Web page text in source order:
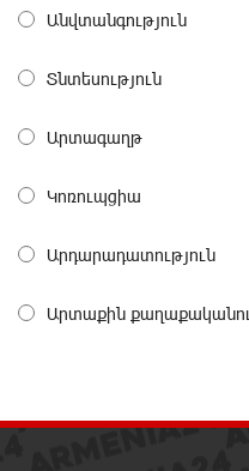
«Շտապ հաստատեք
Ինչպես է ՔՊ-ն
Մարիաննա
Անվտանգություն
Տնտեսություն
Արտագաղթ
Կոռուպցիա
Արդարադատություն
Արտաքին